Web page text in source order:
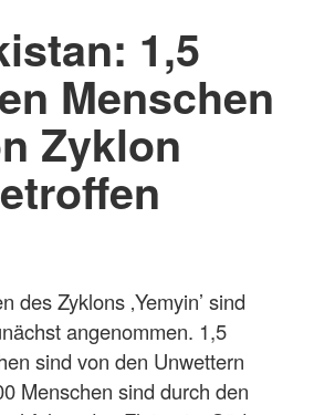
1,5
Menschen
Zyklon
des Zyklons ‚Yemyin’ sind
angenommen. 1,5
sind von den Unwettern
Menschen sind durch den